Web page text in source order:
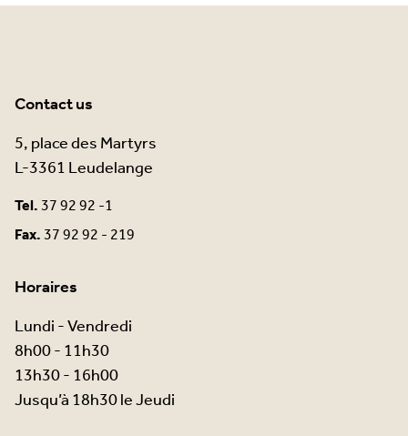
Contact us
5, place des Martyrs
L-3361 Leudelange
Tel.37 92 92 -1
Fax.37 92 92 - 219
Horaires
Lundi - Vendredi
8h00 - 11h30
13h30 - 16h00
Jusqu’à 18h30 le Jeudi